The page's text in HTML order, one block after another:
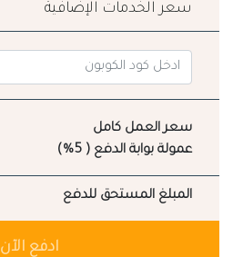
سعر الخدمات الإضافية
سعر العمل كامل
عمولة بوابة الدفع ( 5%)
المبلغ المستحق للدفع
ادفع الآن